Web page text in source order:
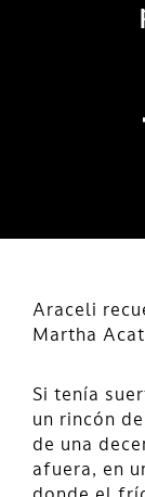
Araceli
Martha
Si tenía
un rincón
de una
afuera, en